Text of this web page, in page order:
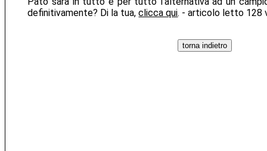
definitivamente? Di la tua,clicca qui. - articolo letto 128